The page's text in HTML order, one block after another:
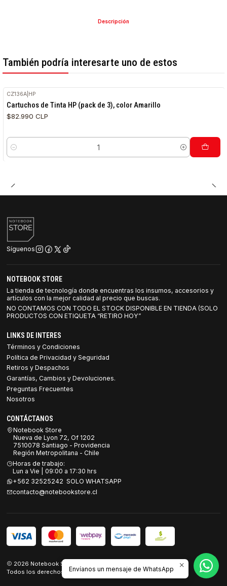
Descripción
También podría interesarte uno de estos
CZ136A HP
Cartuchos de Tinta HP (pack de 3), color Amarillo
$82.990 CLP
Cantidad
Síguenos
NOTEBOOK STORE
La tienda de tecnología donde encuentras los insumos, accesorios y
artículos con la mejor calidad al precio que buscas.
NO CONTAMOS CON TODO EL STOCK DISPONIBLE EN TIENDA (SOLO
PRODUCTOS CON ETIQUETA “RETIRO HOY”
LINKS DE INTERES
Términos y Condiciones
Política de Privacidad y Seguridad
Retiros y Despachos
Garantías, Cambios y Devoluciones.
Preguntas Frecuentes
Nosotros
CONTÁCTANOS
Notebook Store
Nueva de Lyon 72, Of 1202
7510078 Santiago - Providencia
Región Metropolitana - Chile
Horas de trabajo:
Lun a Vie | 09:00 a 17:30 hrs
+562 32525242 SOLO WHATSAPP
contacto@notebookstore.cl
2026 Notebook Store.
Todos los derechos reservados.Desarrollado por Jumpseller
Envíanos un mensaje de WhatsApp